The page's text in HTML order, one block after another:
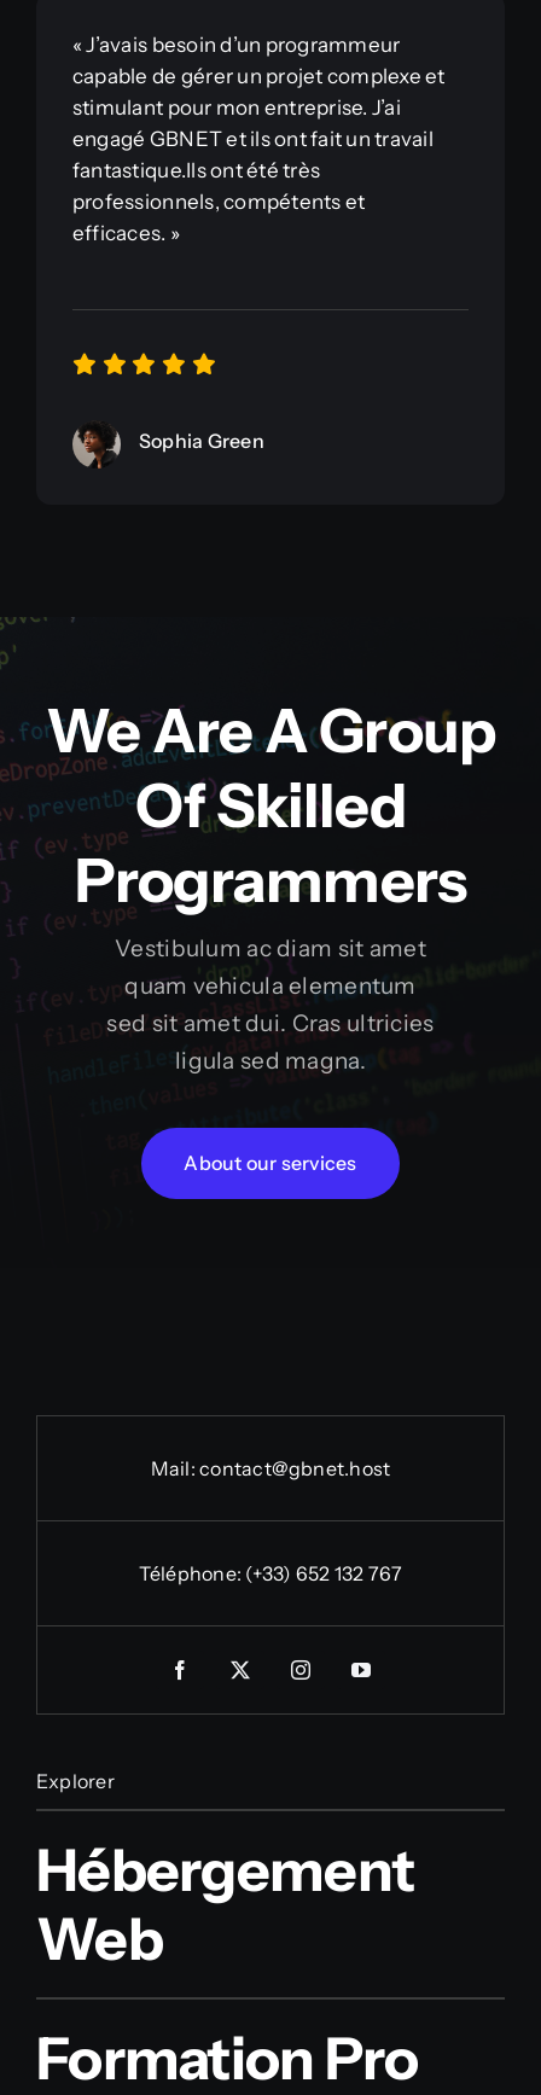
« J’avais besoin d’un programmeur
capable de gérer un projet complexe et
stimulant pour mon entreprise. J’ai
engagé GBNET et ils ont fait un travail
fantastique.Ils ont été très
professionnels, compétents et
efficaces. »
Sophia Green
We Are A Group
Of Skilled
Programmers
Vestibulum ac diam sit amet
quam vehicula elementum
sed sit amet dui. Cras ultricies
ligula sed magna.
About our services
Mail:contact@gbnet.host
Téléphone: (+33) 652 132 767
Explorer
Hébergement
Web
Formation Pro